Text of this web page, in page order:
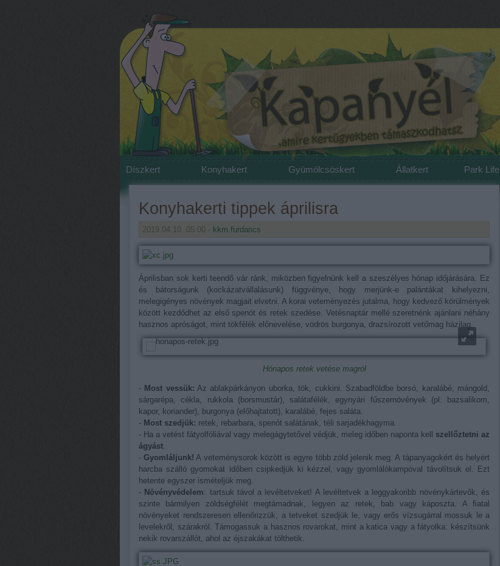
Díszkert Konyhakert Gyümölcsöskert Állatkert Park Life
Konyhakerti tippek áprilisra
2019.04.10. 05:00 - kkm.furdancs
Áprilisban sok kerti teendő vár ránk, miközben figyelnünk kell a szeszélyes hónap időjárására. Ez
és bátorságunk (kockázatvállalásunk) függvénye, hogy merjünk-e palántákat kihelyezni,
melegigényes növények magjait elvetni. A korai veteményezés jutalma, hogy kedvező körülmények
között kezdődhet az első spenót és retek szedése. Vetésnaptár mellé szeretnénk ajánlani néhány
hasznos apróságot, mint tökfélék előnevelése, vödrös burgonya, drazsírozott vetőmag házilag.
Hónapos retek vetése magról
- Most vessük: Az ablakpárkányon uborka, tök, cukkini. Szabadföldbe borsó, karalábé, mángold,
sárgarépa, cékla, rukkola (borsmustár), salátafélék, egynyári fűszernövények (pl. bazsalikom,
kapor, koriander), burgonya (előhajtatott), karalábé, fejes saláta.
- Most szedjük: retek, rebarbara, spenót salátának, téli sarjadékhagyma.
- Ha a vetést fátyolfóliával vagy melegágytetővel védjük, meleg időben naponta kell szellőztetni az
ágyást.
- Gyomláljunk! A veteménysorok között is egyre több zöld jelenik meg. A tápanyagokért és helyért
harcba szálló gyomokat időben csipkedjük ki kézzel, vagy gyomlálókampóval távolítsuk el. Ezt
hetente egyszer ismételjük meg.
- Növényvédelem: tartsuk távol a levéltetveket! A levéltetvek a leggyakoribb növénykártevők, és
szinte bármilyen zöldségfélét megtámadnak, legyen az retek, bab vagy káposzta. A ﬁatal
növényeket rendszeresen ellenőrizzük, a tetveket szedjük le, vagy erős vízsugárral mossuk le a
levelekről, szárakról. Támogassuk a hasznos rovarokat, mint a katica vagy a fátyolka: készítsünk
nekik rovarszállót, ahol az éjszakákat tölthetik.